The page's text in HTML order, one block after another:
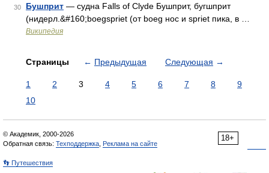
30 Бушприт — судна Falls of Clyde Бушприт, бугшприт
(нидерл.&#160;boegspriet (от boeg нос и spriet пика, в …
Википедия
Страницы ← Предыдущая Следующая →
1 2 3 4 5 6 7 8
9
10
18+
© Академик, 2000-2026
Обратная связь: Техподдержка Реклама на сайте
👣 Путешествия